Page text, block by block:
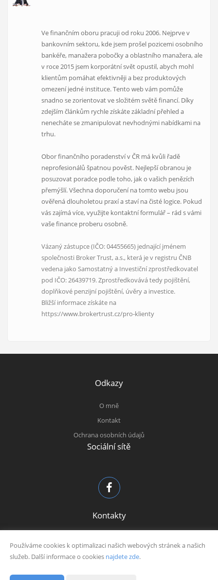
Ve finančním oboru pracuji od roku 2006. Nejprve v
bankovním sektoru, kde jsem prošel pozicemi osobního
bankéře, manažera pobočky a oblastního manažera, ale
v roce 2015 jsem korporátní svět opustil, abych mohl
klientům pomáhat efektivněji a bez produktových
omezení jedné instituce. Tento web vám pomůže
snadno se zorientovat ve složitém světě financí. Díky
zdejším článkům rychle získáte základní přehled a
nenecháte se zmanipulovat nevhodnými nabídkami na
trhu.
Obor finančního poradenství v ČR má kvůli řadě
neprofesionálů špatnou pověst. Nejlepší obranou je
posuzovat poradce podle toho, jak o vašich penězích
přemýšlí. Všechna doporučení na tomto webu jsou
ověřená dlouholetou praxí a staví na čisté logice. Pokud
vás zajímá více, využijte kontaktní formulář – rád s vámi
vaše finance proberu osobně.
Vázaný zástupce (IČO: 04455665) jednající jménem
společnosti Broker Trust, a.s., která je v registru ČNB
vedena jako Samostatný a Investiční zprostředkovatel
pod IČO: 26439719. Zprostředkovává tedy pojištění,
doplňkové penzijní pojištění, úvěry a investice.
Bližší informace získáte na
https://www.brokertrust.cz/pro-klienty
Odkazy
O mně
Kontakt
Ochrana osobních údajů
Sociální sítě
Kontakty
606 605 739
Fyzická osoba zapsaná v živnostenském rejstříku
Používáme cookies k optimalizaci našich webových stránek a našich
služeb. Další informace o cookies najdete zde.